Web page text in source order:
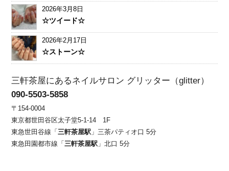
2026年3月8日
☆ツイード☆
2026年2月17日
☆ストーン☆
三軒茶屋にあるネイルサロン グリッター（glitter）
090-5503-5858
〒154-0004
東京都世田谷区太子堂5-1-14 1F
東急世田谷線「 三軒茶屋駅」三茶パティオ口 5分
東急田園都市線「 三軒茶屋駅」北口 5分